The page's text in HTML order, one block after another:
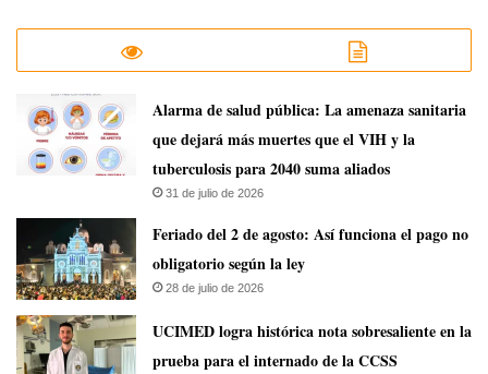
​Alarma de salud pública: La amenaza sanitaria
que dejará más muertes que el VIH y la
tuberculosis para 2040 suma aliados
31 de julio de 2026
Feriado del 2 de agosto: Así funciona el pago no
obligatorio según la ley
28 de julio de 2026
UCIMED logra histórica nota sobresaliente en la
prueba para el internado de la CCSS